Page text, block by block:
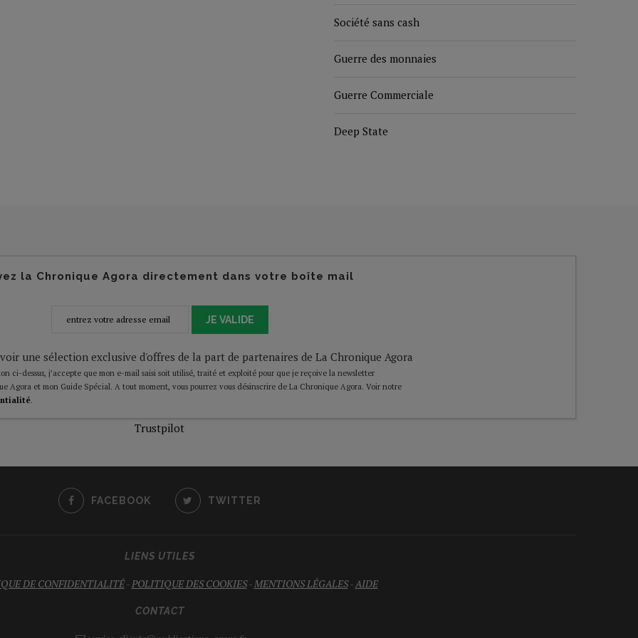
Société sans cash
Guerre des monnaies
Guerre Commerciale
Deep State
la Chronique Agora directement dans votre boîte mail
JE VALIDE
une sélection exclusive d'offres de la part de partenaires de La Chronique Agora
ci-dessus, j’accepte que mon e-mail saisi soit utilisé, traité et exploité pour que je reçoive la newsletter
Agora et mon Guide Spécial. A tout moment, vous pourrez vous désinscrire de La Chronique Agora. Voir notre
.
Trustpilot
FACEBOOK TWITTER
LIENS UTILES
DE CONFIDENTIALITÉ-POLITIQUE DES COOKIES-MENTIONS LÉGALES-AIDE
CONTACT